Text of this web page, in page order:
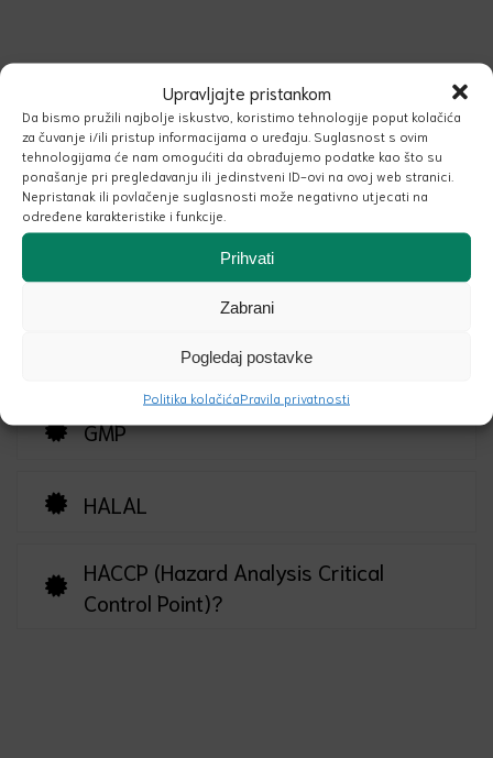
Upravljajte pristankom
Da bismo pružili najbolje iskustvo, koristimo tehnologije poput kolačića
za čuvanje i/ili pristup informacijama o uređaju. Suglasnost s ovim
tehnologijama će nam omogućiti da obrađujemo podatke kao što su
ponašanje pri pregledavanju ili jedinstveni ID-ovi na ovoj web stranici.
Nepristanak ili povlačenje suglasnosti može negativno utjecati na
određene karakteristike i funkcije.
Prihvati
Zabrani
Pogledaj postavke
Politika kolačićaPravila privatnosti
LEAPING BUNNY
VEGAN
ECOCERT
GMP
HALAL
HACCP (Hazard Analysis Critical
Control Point)?